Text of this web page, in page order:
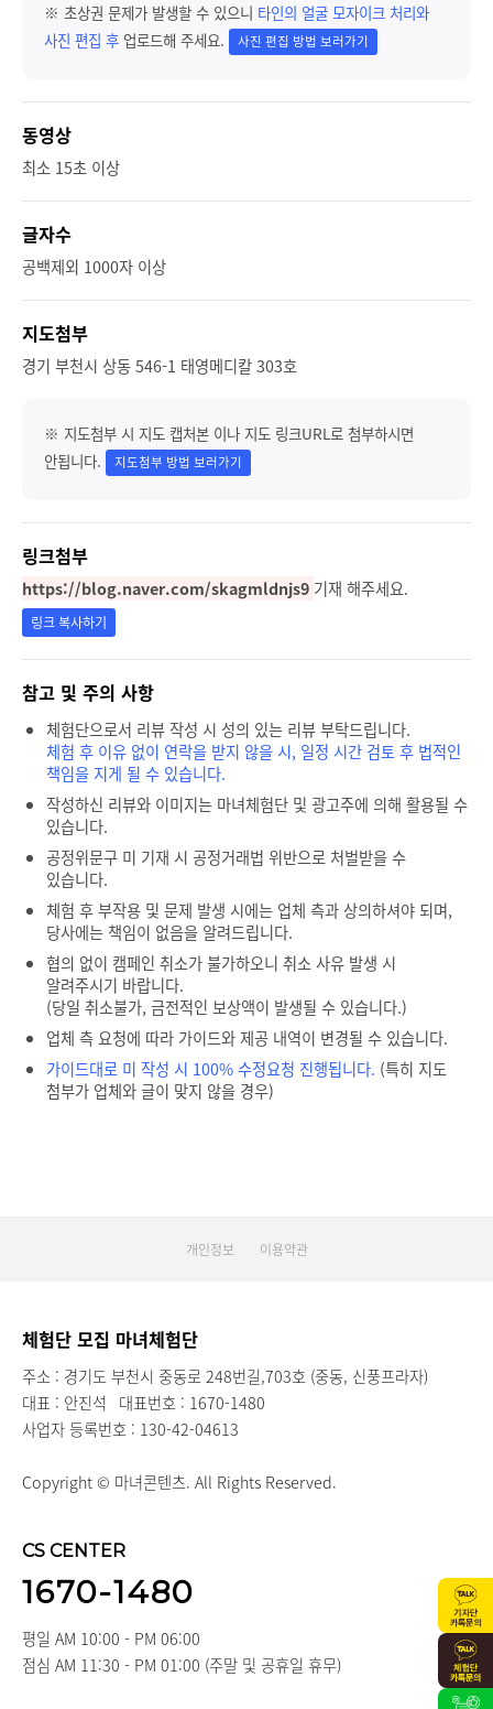
※ 초상권 문제가 발생할 수 있으니 타인의 얼굴 모자이크 처리와
사진 편집 후 업로드해 주세요. 사진 편집 방법 보러가기
동영상
최소 15초 이상
글자수
공백제외 1000자 이상
지도첨부
경기 부천시 상동 546-1 태영메디칼 303호
※ 지도첨부 시 지도 캡처본 이나 지도 링크URL로 첨부하시면
안됩니다.
지도첨부 방법 보러가기
링크첨부
https://blog.naver.com/skagmldnjs9 기재 해주세요.
링크 복사하기
참고 및 주의 사항
체험단으로서 리뷰 작성 시 성의 있는 리뷰 부탁드립니다.
체험 후 이유 없이 연락을 받지 않을 시, 일정 시간 검토 후 법적인
책임을 지게 될 수 있습니다.
작성하신 리뷰와 이미지는 마녀체험단 및 광고주에 의해 활용될 수
있습니다.
공정위문구 미 기재 시 공정거래법 위반으로 처벌받을 수
있습니다.
체험 후 부작용 및 문제 발생 시에는 업체 측과 상의하셔야 되며,
당사에는 책임이 없음을 알려드립니다.
협의 없이 캠페인 취소가 불가하오니 취소 사유 발생 시
알려주시기 바랍니다.
(당일 취소불가, 금전적인 보상액이 발생될 수 있습니다.)
업체 측 요청에 따라 가이드와 제공 내역이 변경될 수 있습니다.
가이드대로 미 작성 시 100% 수정요청 진행됩니다. (특히 지도
첨부가 업체와 글이 맞지 않을 경우)
개인정보 이용약관
체험단 모집 마녀체험단
주소 : 경기도 부천시 중동로 248번길,703호 (중동, 신풍프라자)
대표 : 안진석 대표번호 : 1670-1480
사업자 등록번호 : 130-42-04613
Copyright © 마녀콘텐츠. All Rights Reserved.
CS CENTER
1670-1480
평일 AM 10:00 - PM 06:00
점심 AM 11:30 - PM 01:00 (주말 및 공휴일 휴무)